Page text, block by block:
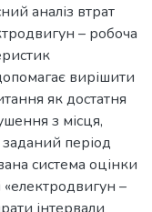
аналіз втрат
– робоча
вирішити
як достатня
з місця,
заданий період
система оцінки
«електродвигун –